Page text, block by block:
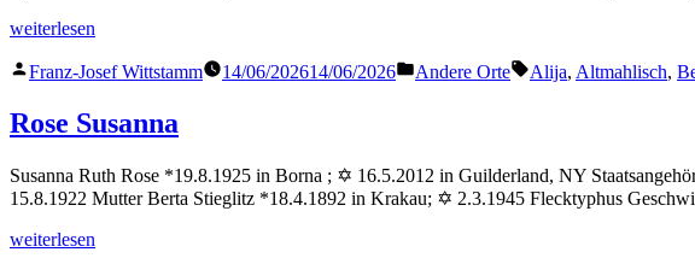
„Fichmann
weiterlesen
Veröffentlicht
Franz-Josef Wittstamm 14/06/202614/06/2026
Veröffentlicht
Andere Orte Schlagwörter:
Alija, Altmahlisch,
Rose Susanna
Susanna Ruth Rose *19.8.1925 in Borna ; ✡ 16.5.2012 in Guilderland, NY
15.8.1922 Mutter Berta Stieglitz *18.4.1892 in Krakau; ✡ 2.3.1945 Flecktyphus
„Rose
weiterlesen